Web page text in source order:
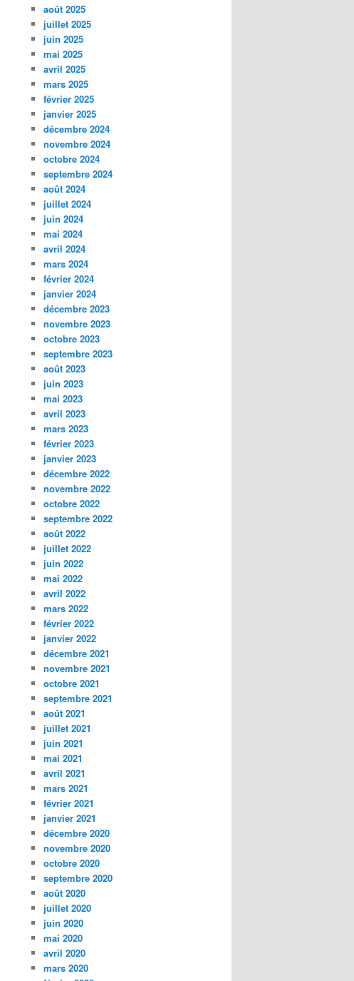
août 2025
juillet 2025
juin 2025
mai 2025
avril 2025
mars 2025
février 2025
janvier 2025
décembre 2024
novembre 2024
octobre 2024
septembre 2024
août 2024
juillet 2024
juin 2024
mai 2024
avril 2024
mars 2024
février 2024
janvier 2024
décembre 2023
novembre 2023
octobre 2023
septembre 2023
août 2023
juin 2023
mai 2023
avril 2023
mars 2023
février 2023
janvier 2023
décembre 2022
novembre 2022
octobre 2022
septembre 2022
août 2022
juillet 2022
juin 2022
mai 2022
avril 2022
mars 2022
février 2022
janvier 2022
décembre 2021
novembre 2021
octobre 2021
septembre 2021
août 2021
juillet 2021
juin 2021
mai 2021
avril 2021
mars 2021
février 2021
janvier 2021
décembre 2020
novembre 2020
octobre 2020
septembre 2020
août 2020
juillet 2020
juin 2020
mai 2020
avril 2020
mars 2020